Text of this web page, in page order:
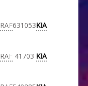
RAF631053KIA
RAF 41703 KIA